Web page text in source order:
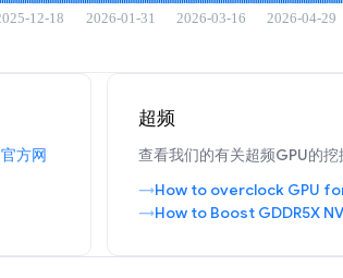
官方网
超频
查看我们的有关超频GPU的挖
How to overclock GPU
How to Boost GDDR5X